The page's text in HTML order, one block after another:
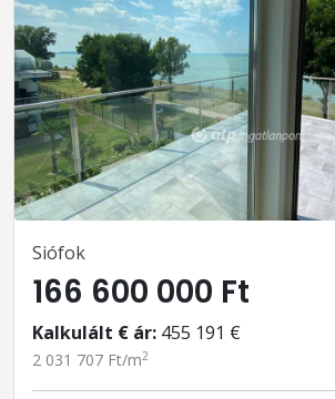
Siófok
166 600 000 Ft
Kalkulált € ár: 455 191 €
2 031 707 Ft/m2